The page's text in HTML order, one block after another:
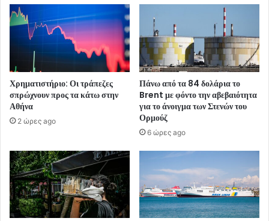
Χρηματιστήριο: Οι τράπεζες
σπρώχνουν προς τα κάτω στην
Αθήνα
2 ώρες ago
Πάνω από τα 84 δολάρια το
Brent με φόντο την αβεβαιότητα
για το άνοιγμα των Στενών του
Ορμούζ
6 ώρες ago